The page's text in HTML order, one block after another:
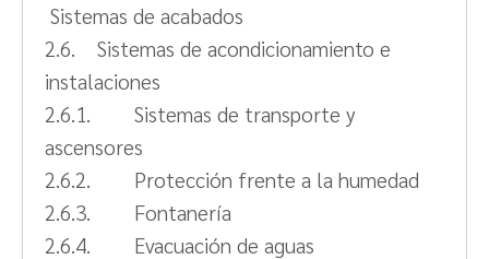
Sistemas de acabados
2.6. Sistemas de acondicionamiento e
instalaciones
2.6.1. Sistemas de transporte y
ascensores
2.6.2. Protección frente a la humedad
2.6.3. Fontanería
2.6.4. Evacuación de aguas